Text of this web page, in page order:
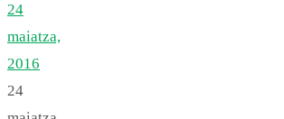
24
maiatza,
2016
24